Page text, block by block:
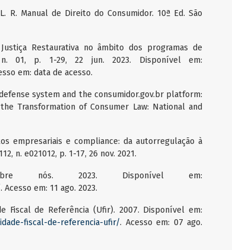
L. R. Manual de Direito do Consumidor. 10ª Ed. São
Justiça Restaurativa no âmbito dos programas de
01, p. 1-29, 22 jun. 2023. Disponível em:
em: data de acesso.
defense system and the consumidor.gov.br platform:
Transformation of Consumer Law: National and
empresariais e compliance: da autorregulação à
n. e021012, p. 1-17, 26 nov. 2021.
nós. 2023. Disponível em:
. Acesso em: 11 ago. 2023.
Fiscal de Referência (Ufir). 2007. Disponível em:
fiscal-de-referencia-ufir/. Acesso em: 07 ago.